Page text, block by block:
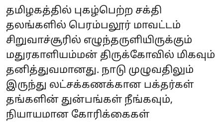
தமிழகத்தில் புகழ்பெற்ற சக்தி
தலங்களில் பெரம்பலூர் மாவட்டம்
சிறுவாச்சூரில் எழுந்தருளியிருக்கும்
மதுரகாளியம்மன் திருக்கோவில் மிகவும்
தனித்துவமானது. நாடு முழுவதிலும்
இருந்து லட்சக்கணக்கான பக்தர்கள்
தங்களின் துன்பங்கள் நீங்கவும்,
நியாயமான கோரிக்கைகள்